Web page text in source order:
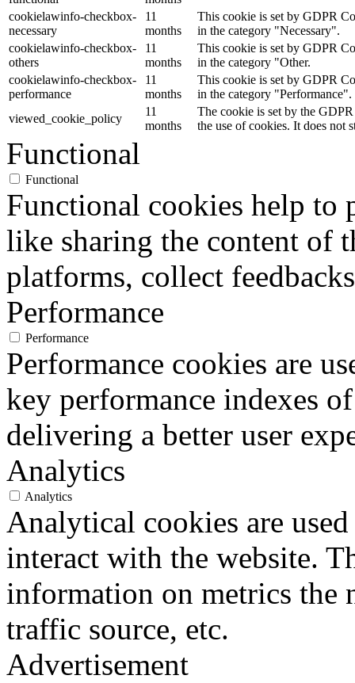
cookielawinfo-checkbox-
necessary
11
months
This cookie is set by GDPR
in the category "Necessary".
cookielawinfo-checkbox-
others
11
months
This cookie is set by GDPR
in the category "Other.
cookielawinfo-checkbox-
performance
11
months
This cookie is set by GDPR
in the category "Performance".
viewed_cookie_policy
11
months
The cookie is set by the
the use of cookies. It does not
Functional
Functional
Functional cookies help to
like sharing the content of
platforms, collect
Performance
Performance
Performance cookies are
key performance indexes
delivering a better user
Analytics
Analytics
Analytical cookies are
interact with the website.
information on metrics the
traffic source, etc.
Advertisement